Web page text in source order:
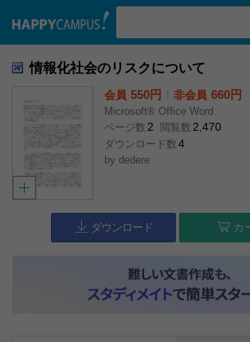
情報化社会のリスクについて
会員 550円 非会員 660円
Microsoft® Office Word
ページ数 2 閲覧数 2,470
ダウンロード数 4
by dedere
ダウンロード カ